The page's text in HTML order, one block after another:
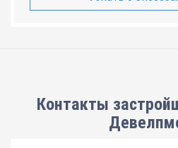
Контакты